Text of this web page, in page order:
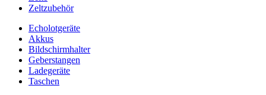
Zeltzubehör
Echolotgeräte
Akkus
Bildschirmhalter
Geberstangen
Ladegeräte
Taschen